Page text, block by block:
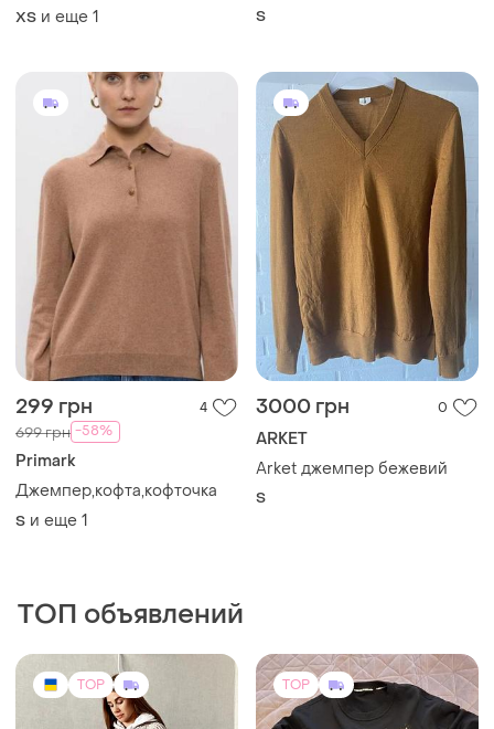
ХS и еще 1 S
299 грн 4
699 грн -58%
Primark
Джемпер,кофта,кофточка
S и еще 1
3000 грн 0
ARKET
Arket джемпер бежевий
S
ТОП объявлений
TOP TOP